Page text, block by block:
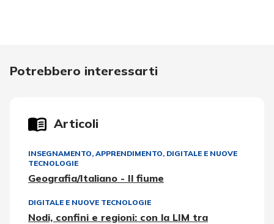
Potrebbero interessarti
Articoli
INSEGNAMENTO, APPRENDIMENTO, DIGITALE E NUOVE
TECNOLOGIE
Geografia/Italiano - Il fiume
DIGITALE E NUOVE TECNOLOGIE
Nodi, confini e regioni: con la LIM tra